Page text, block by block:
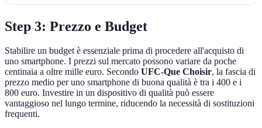
Step 3: Prezzo e Budget
Stabilire un budget è essenziale prima di procedere all'acquisto di
uno smartphone. I prezzi sul mercato possono variare da poche
centinaia a oltre mille euro. Secondo UFC-Que Choisir, la fascia di
prezzo medio per uno smartphone di buona qualità è tra i 400 e i
800 euro. Investire in un dispositivo di qualità può essere
vantaggioso nel lungo termine, riducendo la necessità di sostituzioni
frequenti.